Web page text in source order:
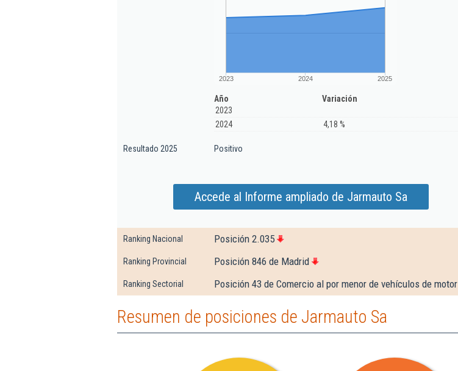
2023 2024 2025
Año
Variación
2023
2024
4,18 %
Resultado 2025 Positivo
Accede al Informe ampliado de Jarmauto Sa
Ranking Nacional Posición 2.035
Ranking Provincial Posición 846 de Madrid
Ranking Sectorial Posición 43 de Comercio al por menor de vehículos de motor
Resumen de posiciones de Jarmauto Sa